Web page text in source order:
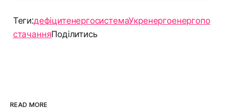
Теги:дефіцитенергосистемаУкренергоенергопо
стачанняПоділитись
READ MORE